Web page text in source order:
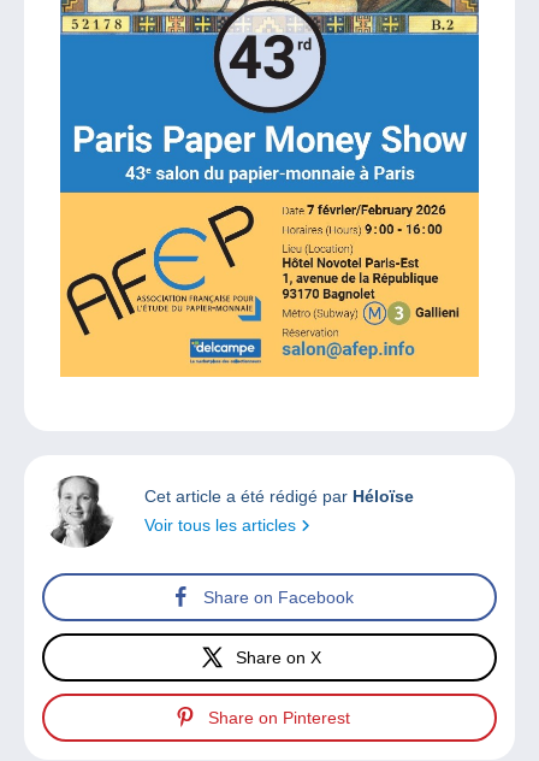
Cet article a été rédigé par Héloïse
Voir tous les articles
Share on Facebook
Share on X
Share on Pinterest